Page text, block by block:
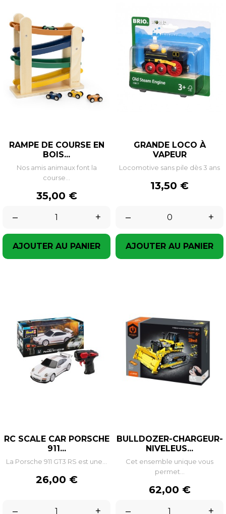
RAMPE DE COURSE EN
BOIS...
Nos amis animaux font la
course...
Prix
35,00 €
–
+
AJOUTER AU PANIER
GRANDE LOCO À
VAPEUR
Locomotive sans pile dès 3 ans
Prix
13,50 €
– +
AJOUTER AU PANIER
RC SCALE CAR PORSCHE
911...
La Porsche 911 GT3 RS est une...
Prix
26,00 €
– +
BULLDOZER-CHARGEUR-
NIVELEUS...
Cet ensemble unique vous
permet...
Prix
62,00 €
–
+